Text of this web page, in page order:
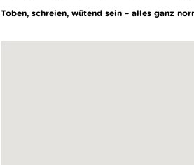
Toben, schreien, wütend sein – alles ganz